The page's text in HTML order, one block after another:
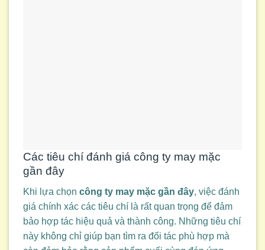
Các tiêu chí đánh giá công ty may mặc
gần đây
Khi lựa chọn công ty may mặc gần đây, việc đánh
giá chính xác các tiêu chí là rất quan trọng để đảm
bảo hợp tác hiệu quả và thành công. Những tiêu chí
này không chỉ giúp bạn tìm ra đối tác phù hợp mà